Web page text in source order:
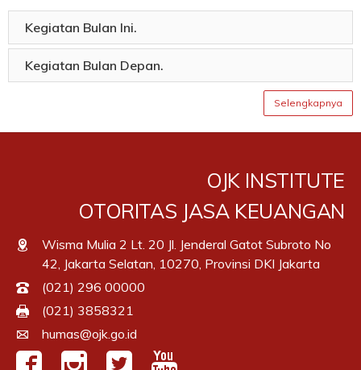
Kegiatan Bulan Ini.
Kegiatan Bulan Depan.
Selengkapnya
OJK INSTITUTE
OTORITAS JASA KEUANGAN
Wisma Mulia 2 Lt. 20 Jl. Jenderal Gatot Subroto No
42, Jakarta Selatan, 10270, Provinsi DKI Jakarta
(021) 296 00000
(021) 3858321
humas@ojk.go.id